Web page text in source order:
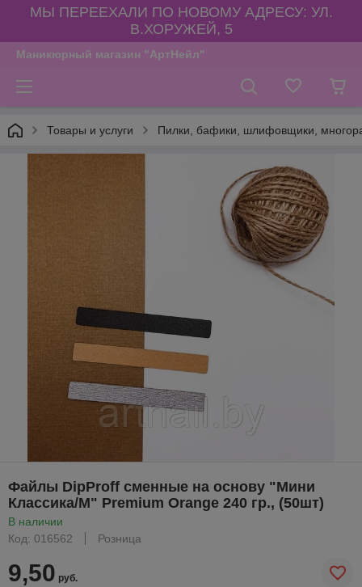
МЫ ПЕРЕЕХАЛИ ПО НОВОМУ АДРЕСУ: УЛ.
В.ХОРУЖЕЙ, 5
Маникюрный магазин "АртНейл"
Товары и услуги Пилки, бафики, шлифовщики,
Файлы DipProff сменные на основу "Мини
Классика/М" Premium Orange 240 гр., (50шт)
В наличии
Код: 016562
Розница
9,50 руб.